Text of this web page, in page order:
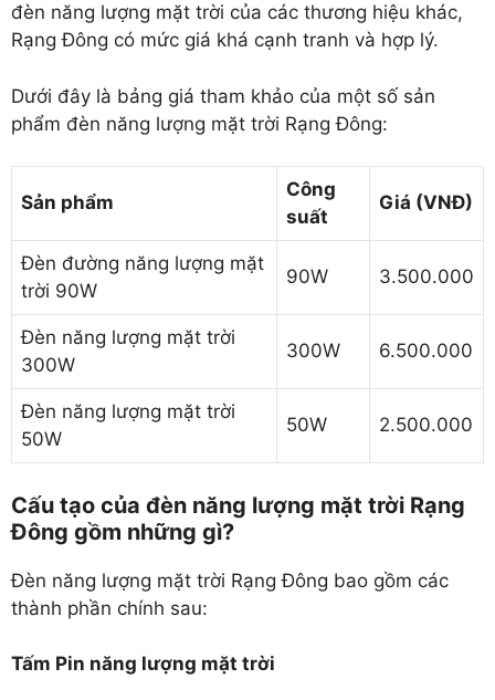
đèn năng lượng mặt trời của các thương hiệu khác,
Rạng Đông có mức giá khá cạnh tranh và hợp lý.
Dưới đây là bảng giá tham khảo của một số sản
phẩm đèn năng lượng mặt trời Rạng Đông:
Sản phẩm
Công
suất
Giá (VNĐ)
Đèn đường năng lượng mặt
trời 90W
90W 3.500.000
Đèn năng lượng mặt trời
300W
300W 6.500.000
Đèn năng lượng mặt trời
50W
50W 2.500.000
Cấu tạo của đèn năng lượng mặt trời Rạng
Đông gồm những gì?
Đèn năng lượng mặt trời Rạng Đông bao gồm các
thành phần chính sau:
Tấm Pin năng lượng mặt trời